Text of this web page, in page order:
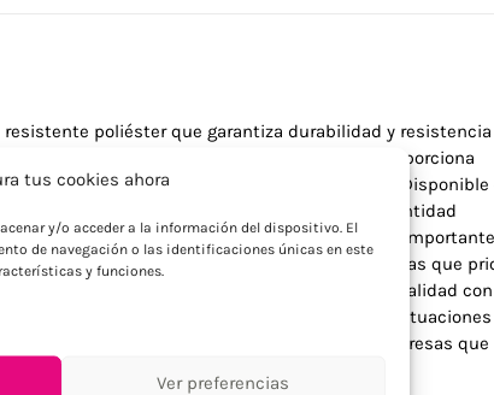
tus cookies ahora
y/o acceder a la información del dispositivo. El
de navegación o las identificaciones únicas en este
y funciones.
Ver preferencias
resistente poliéster que garantiza durabilidad y
accesorio de seguridad en el cuello que proporciona
el uso y mosquetón metálico confiable. Disponible
vivos que permite personalización según identidad
de seguridad en cuello añade valor funcional
la identificación y visibilidad. Ideal para empresas que
y buscan identificadores que combinen funcionalidad con
para entornos industriales, eventos masivos o
es prioritaria, especialmente valorado en empresas que
por el bienestar de empleados y visitantes.